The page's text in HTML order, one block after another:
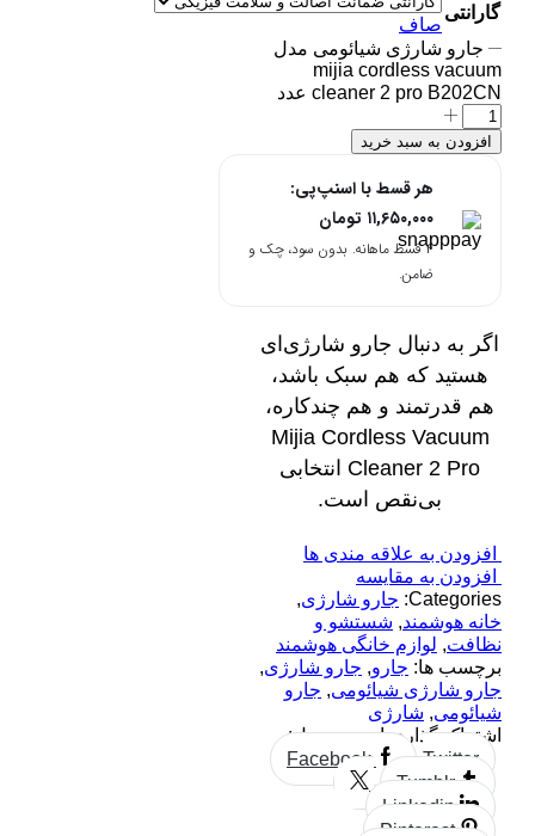
گارانتی
صاف
جارو شارژی شیائومی مدل
mijia cordless vacuum
cleaner 2 pro B202CN عدد
افزودن به سبد خرید
هر قسط با اسنپ‌پی:
۱۱,۶۵۰,۰۰۰ تومان
۴ قسط ماهانه. بدون سود، چک و
ضامن.
اگر به دنبال جارو شارژی‌ای
هستید که هم سبک باشد،
هم قدرتمند و هم چندکاره،
Mijia Cordless Vacuum
Cleaner 2 Pro انتخابی
بی‌نقص است.
افزودن به علاقه مندی ها
افزودن به مقایسه
Categories: جارو شارژی,
خانه هوشمند, شستشو و
نظافت, لوازم خانگی هوشمند
برچسب ها: جارو, جارو شارژی,
جارو شارژی شیائومی, جارو
شیائومی, شارژی
اشتراک گذاری این محصول:
Facebook
Twitter
Tumblr
Linkedin
Pinterest